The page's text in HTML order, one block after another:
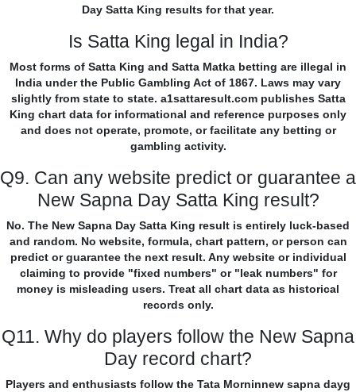
Day Satta King results for that year.
Is Satta King legal in India?
Most forms of Satta King and Satta Matka betting are illegal in
India under the Public Gambling Act of 1867. Laws may vary
slightly from state to state. a1sattaresult.com publishes Satta
King chart data for informational and reference purposes only
and does not operate, promote, or facilitate any betting or
gambling activity.
Q9. Can any website predict or guarantee a
New Sapna Day Satta King result?
No. The New Sapna Day Satta King result is entirely luck-based
and random. No website, formula, chart pattern, or person can
predict or guarantee the next result. Any website or individual
claiming to provide "fixed numbers" or "leak numbers" for
money is misleading users. Treat all chart data as historical
records only.
Q11. Why do players follow the New Sapna
Day record chart?
Players and enthusiasts follow the Tata Morninnew sapna dayg